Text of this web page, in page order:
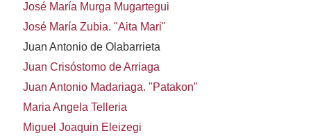
José María Murga Mugartegui
José María Zubia. "Aita Mari"
Juan Antonio de Olabarrieta
Juan Crisóstomo de Arriaga
Juan Antonio Madariaga. "Patakon"
Maria Angela Telleria
Miguel Joaquin Eleizegi